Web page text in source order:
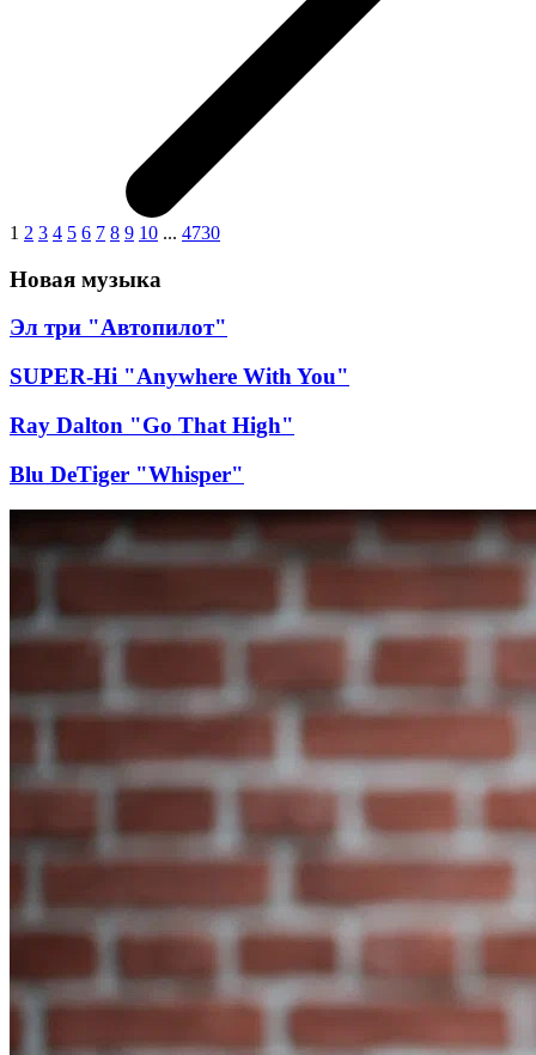
1 2 3 4 5 6 7 8 9 10 ... 4730
Новая музыка
Эл три "Автопилот"
SUPER-Hi "Anywhere With You"
Ray Dalton "Go That High"
Blu DeTiger "Whisper"